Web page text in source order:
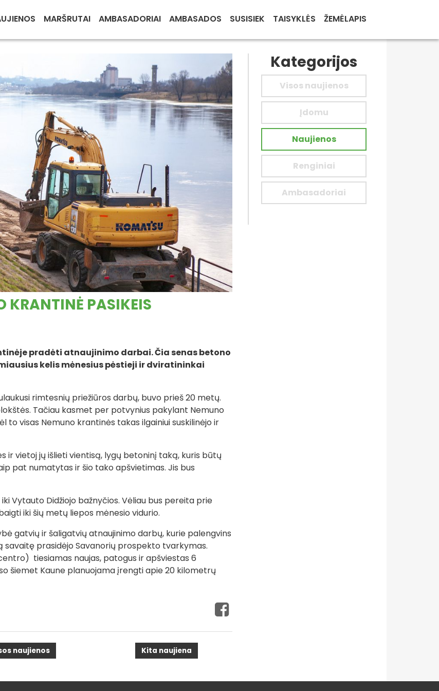
MARŠRUTAI AMBASADORIAI AMBASADOS SUSISIEK TAISYKLĖS ŽEMĖLAPIS
KRANTINĖ PASIKEIS
pradėti atnaujinimo darbai. Čia senas betono
kelis mėnesius pėstieji ir dviratininkai
rimtesnių priežiūros darbų, buvo prieš 20 metų.
Tačiau kasmet per potvynius pakylant Nemuno
to visas Nemuno krantinės takas ilgainiui suskilinėjo ir
ir vietoj jų išlieti vientisą, lygų betoninį taką, kuris būtų
pat numatytas ir šio tako apšvietimas. Jis bus
Vytauto Didžiojo bažnyčios. Vėliau bus pereita prie
iki šių metų liepos mėnesio vidurio.
gatvių ir šaligatvių atnaujinimo darbų, kurie palengvins
savaitę prasidėjo Savanorių prospekto tvarkymas.
tiesiamas naujas, patogus ir apšviestas 6
šiemet Kaune planuojama įrengti apie 20 kilometrų
naujienos Kita naujiena
Kategorijos
Visos naujienos
Įdomu
Naujienos
Renginiai
Ambasadoriai